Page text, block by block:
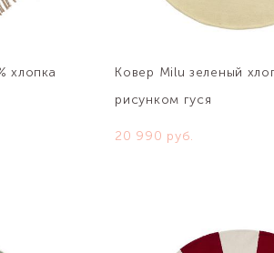
хлопка
Ковер Milu зеленый
рисунком гуся
20 990 pуб.